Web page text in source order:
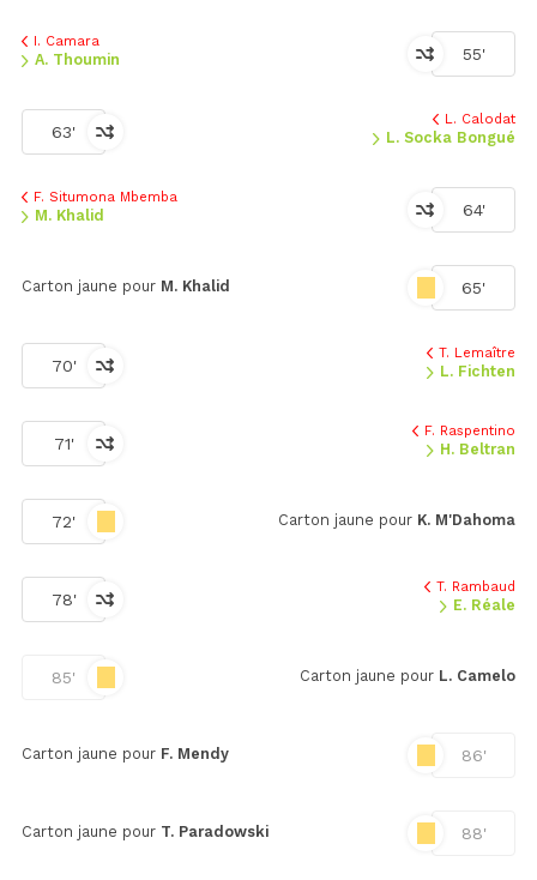
55'
I. Camara
A. Thoumin
63'
L. Calodat
L. Socka Bongué
64'
F. Situmona Mbemba
M. Khalid
65'
Carton jaune pour M. Khalid
70'
T. Lemaître
L. Fichten
71'
F. Raspentino
H. Beltran
72' Carton jaune pour K. M'Dahoma
78'
T. Rambaud
E. Réale
85' Carton jaune pour L. Camelo
86'
Carton jaune pour F. Mendy
88'
Carton jaune pour T. Paradowski